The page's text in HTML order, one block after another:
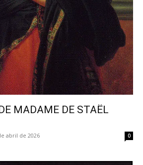
MADAME DE STAËL
abril de 2026 0